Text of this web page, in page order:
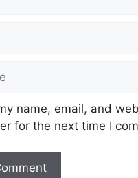
name, email, and
for the next time I